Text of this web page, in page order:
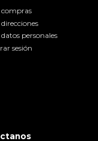
compras
direcciones
datos personales
sesión